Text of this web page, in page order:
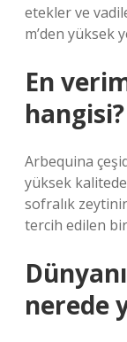
etekler ve
m’den yüksek
En
hangisi?
Arbequina
yüksek
sofralık
tercih edilen
nerede